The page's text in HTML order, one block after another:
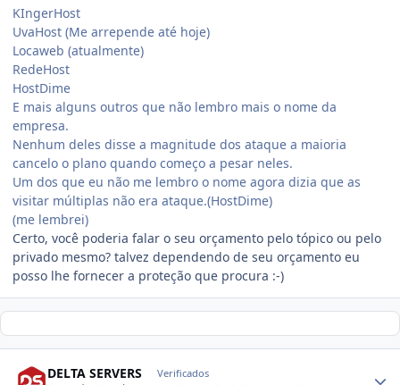
KIngerHost
UvaHost (Me arrepende até hoje)
Locaweb (atualmente)
RedeHost
HostDime
E mais alguns outros que não lembro mais o nome da
empresa.
Nenhum deles disse a magnitude dos ataque a maioria
cancelo o plano quando começo a pesar neles.
Um dos que eu não me lembro o nome agora dizia que as
visitar múltiplas não era ataque.(HostDime)
(me lembrei)
Certo, você poderia falar o seu orçamento pelo tópico ou pelo
privado mesmo? talvez dependendo de seu orçamento eu
posso lhe fornecer a proteção que procura :-)
DELTA SERVERS Verificados